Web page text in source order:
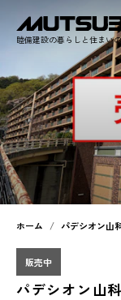
睦備建設の暮らしと住まい
ホーム パデシオン山
販売中
パデシオン山